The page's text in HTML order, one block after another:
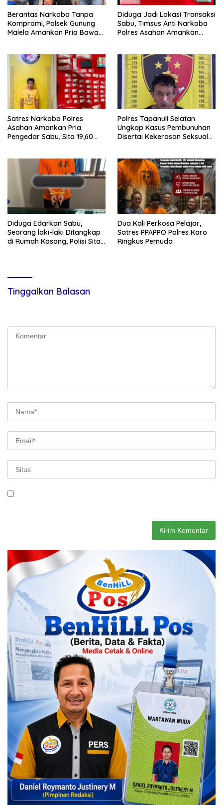
Berantas Narkoba Tanpa
Kompromi, Polsek Gunung
Malela Amankan Pria Bawa
Diduga Jadi Lokasi Transaksi
Sabu, Timsus Anti Narkoba
Polres Asahan Amankan
Satres Narkoba Polres
Asahan Amankan Pria
Pengedar Sabu, Sita 19,60
Polres Tapanuli Selatan
Ungkap Kasus Pembunuhan
Disertai Kekerasan Seksual
Diduga Edarkan Sabu,
Seorang laki-laki Ditangkap
di Rumah Kosong, Polisi Sita
Dua Kali Perkosa Pelajar,
Satres PPAPPO Polres Karo
Ringkus Pemuda
Tinggalkan Balasan